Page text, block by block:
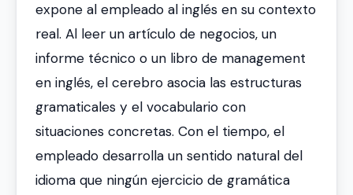
expone al empleado al inglés en su contexto
real. Al leer un artículo de negocios, un
informe técnico o un libro de management
en inglés, el cerebro asocia las estructuras
gramaticales y el vocabulario con
situaciones concretas. Con el tiempo, el
empleado desarrolla un sentido natural del
idioma que ningún ejercicio de gramática